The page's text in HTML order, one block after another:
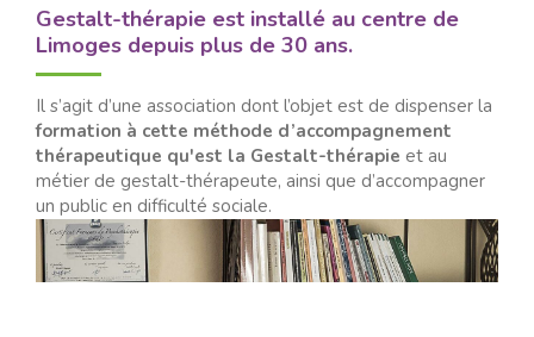
Gestalt-thérapie est installé au centre de
Limoges depuis plus de 30 ans.
Il s’agit d’une association dont l’objet est de dispenser la
formation à cette méthode d’accompagnement
thérapeutique qu'est la Gestalt-thérapie et au
métier de gestalt-thérapeute, ainsi que d’accompagner
un public en difficulté sociale.